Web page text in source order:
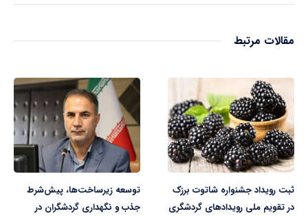
مقالات مرتبط
ثبت رویداد جشنواره شاتوت برزک
در تقویم ملی رویدادهای گردشگری
توسعه زیرساخت‌ها، پیش‌شرط
جذب و نگهداری گردشگران در